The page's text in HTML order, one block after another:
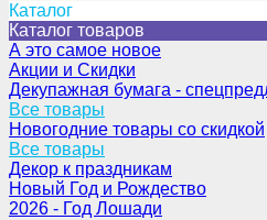
Каталог
Каталог товаров
А это самое новое
Акции и Скидки
Декупажная бумага -
Все товары
Новогодние товары со скидкой
Все товары
Декор к праздникам
Новый Год и Рождество
2026 - Год Лошади